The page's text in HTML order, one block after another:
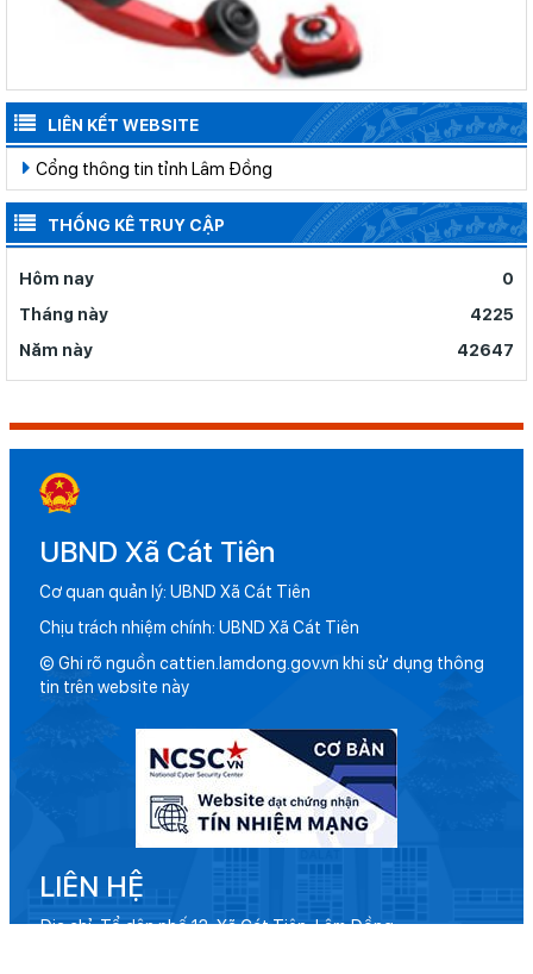
LIÊN KẾT WEBSITE
Cổng thông tin tỉnh Lâm Đồng
THỐNG KÊ TRUY CẬP
Hôm nay
0
Tháng này
4225
Năm này
42647
UBND Xã Cát Tiên
Cơ quan quản lý: UBND Xã Cát Tiên
Chịu trách nhiệm chính: UBND Xã Cát Tiên
© Ghi rõ nguồn cattien.lamdong.gov.vn khi sử dụng thông
tin trên website này
LIÊN HỆ
Địa chỉ: Tổ dân phố 13, Xã Cát Tiên, Lâm Đồng